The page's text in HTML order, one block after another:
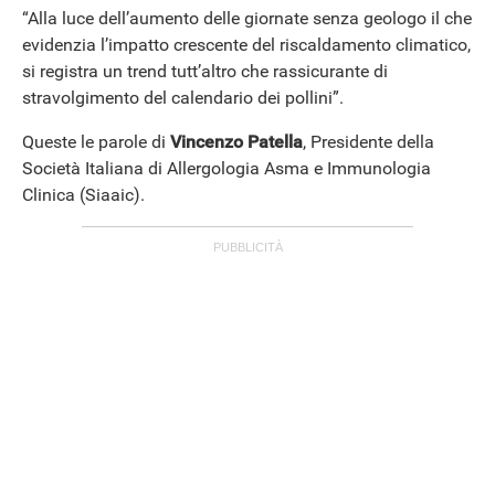
“Alla luce dell’aumento delle giornate senza geologo il che
evidenzia l’impatto crescente del riscaldamento climatico,
si registra un trend tutt’altro che rassicurante di
stravolgimento del calendario dei pollini”.
Queste le parole di Vincenzo Patella, Presidente della
Società Italiana di Allergologia Asma e Immunologia
Clinica (Siaaic).